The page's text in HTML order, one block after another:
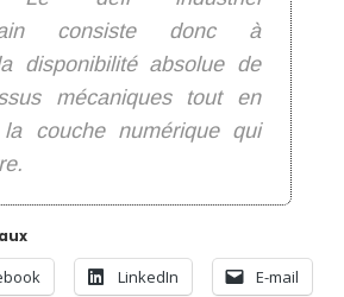
consiste donc à
disponibilité absolue de
mécaniques tout en
la couche numérique qui
LinkedIn E-mail